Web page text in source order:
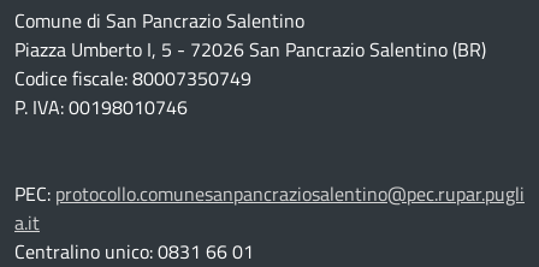
Comune di San Pancrazio Salentino
Piazza Umberto I, 5 - 72026 San Pancrazio Salentino (BR)
Codice fiscale: 80007350749
P. IVA: 00198010746
PEC: protocollo.comunesanpancraziosalentino@pec.rupar.pugli
a.it
Centralino unico: 0831 66 01